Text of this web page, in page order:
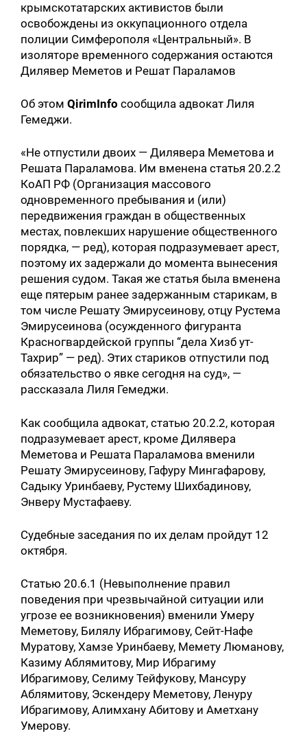
крымскотатарских активистов были
освобождены из оккупационного отдела
полиции Симферополя «Центральный». В
изоляторе временного содержания остаются
Дилявер Меметов и Решат Параламов
Об этомQirimInfoсообщила адвокат Лиля
Гемеджи.
«Не отпустили двоих — Дилявера Меметова и
Решата Параламова. Им вменена статья 20.2.2
КоАП РФ (Организация массового
одновременного пребывания и (или)
передвижения граждан в общественных
местах, повлекших нарушение общественного
порядка, — ред), которая подразумевает арест,
поэтому их задержали до момента вынесения
решения судом. Такая же статья была вменена
еще пятерым ранее задержанным старикам, в
том числе Решату Эмирусеинову, отцу Рустема
Эмирусеинова (осужденного фигуранта
Красногвардейской группы “дела Хизб ут-
Тахрир” — ред). Этих стариков отпустили под
обязательство о явке сегодня на суд», —
рассказала Лиля Гемеджи.
Как сообщила адвокат, статью 20.2.2, которая
подразумевает арест, кроме Дилявера
Меметова и Решата Параламова вменили
Решату Эмирусеинову, Гафуру Мингафарову,
Садыку Уринбаеву, Рустему Шихбадинову,
Энверу Мустафаеву.
Судебные заседания по их делам пройдут 12
октября.
Статью 20.6.1 (Невыполнение правил
поведения при чрезвычайной ситуации или
угрозе ее возникновения) вменили Умеру
Меметову, Билялу Ибрагимову, Сейт-Нафе
Муратову, Хамзе Уринбаеву, Мемету Люманову,
Казиму Аблямитову, Мир Ибрагиму
Ибрагимову, Селиму Тейфукову, Мансуру
Аблямитову, Эскендеру Меметову, Ленуру
Ибрагимову, Алимхану Абитову и Аметхану
Умерову.